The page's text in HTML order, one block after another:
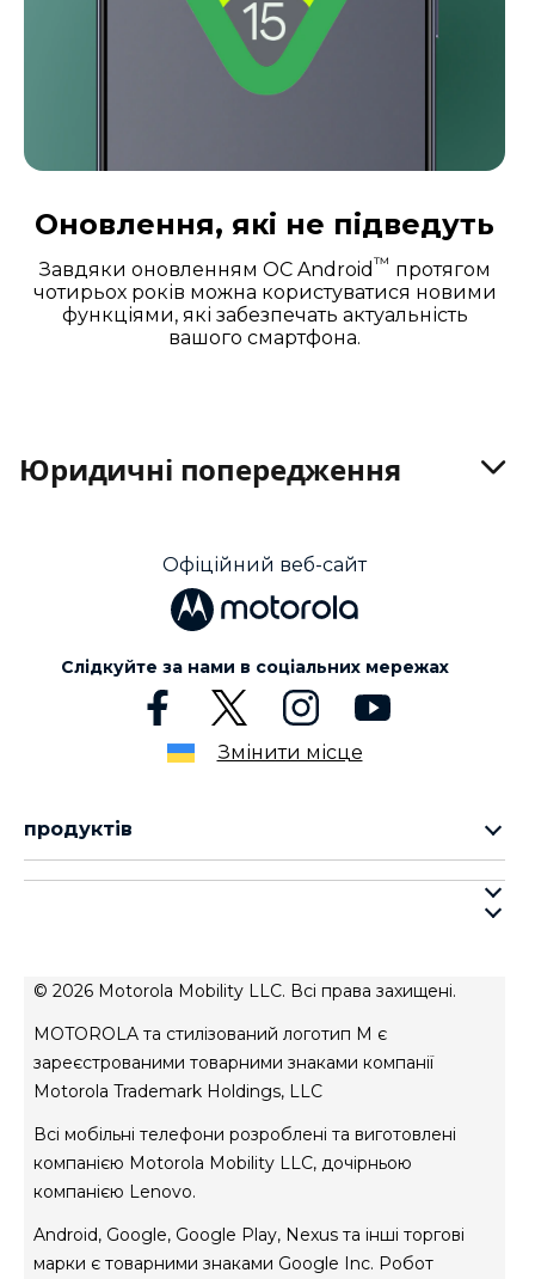
Оновлення, які не підведуть
Завдяки оновленням ОС Android™ протягом
чотирьох років можна користуватися новими
функціями, які забезпечать актуальність
вашого смартфона.
Юридичні попередження
Офіційний веб-сайт
Слідкуйте за нами в соціальних мережах
Змінити місце
продуктів
cерія motorola razr
умови продажу
© 2026 Motorola Mobility LLC. Всі права захищені.
MOTOROLA та стилізований логотип M є
зареєстрованими товарними знаками компанії
Motorola Trademark Holdings, LLC
Всі мобільні телефони розроблені та виготовлені
компанією Motorola Mobility LLC, дочірньою
компанією Lenovo.
Android, Google, Google Play, Nexus та інші торгові
марки є товарними знаками Google Inc. Робот